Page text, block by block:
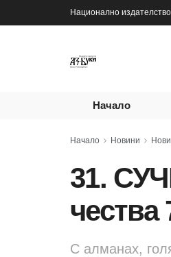
Национално издателство
Начало
Начало Новини
31.
чества
С алманах,